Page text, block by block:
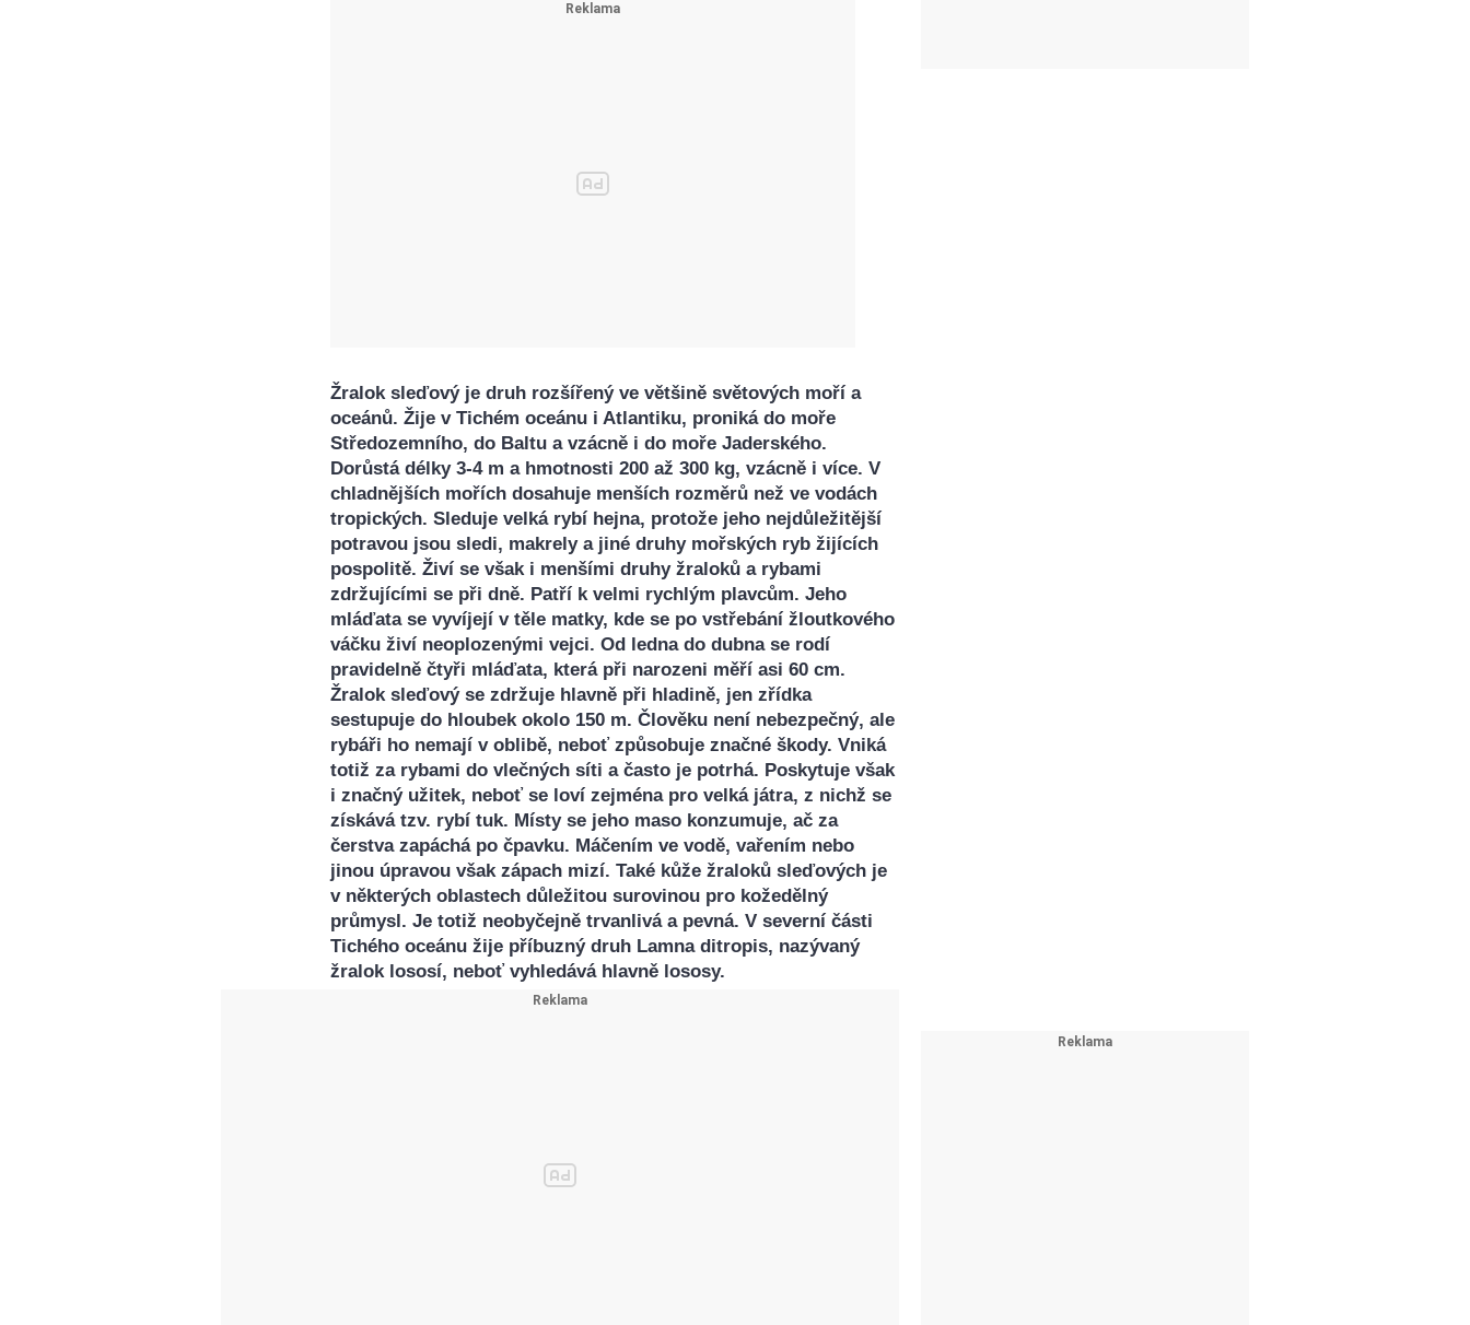
Žralok sleďový je druh rozšířený ve většině světových moří a
oceánů. Žije v Tichém oceánu i Atlantiku, proniká do moře
Středozemního, do Baltu a vzácně i do moře Jaderského.
Dorůstá délky 3-4 m a hmotnosti 200 až 300 kg, vzácně i více. V
chladnějších mořích dosahuje menších rozměrů než ve vodách
tropických. Sleduje velká rybí hejna, protože jeho nejdůležitější
potravou jsou sledi, makrely a jiné druhy mořských ryb žijících
pospolitě. Živí se však i menšími druhy žraloků a rybami
zdržujícími se při dně. Patří k velmi rychlým plavcům. Jeho
mláďata se vyvíjejí v těle matky, kde se po vstřebání žloutkového
váčku živí neoplozenými vejci. Od ledna do dubna se rodí
pravidelně čtyři mláďata, která při narozeni měří asi 60 cm.
Žralok sleďový se zdržuje hlavně při hladině, jen zřídka
sestupuje do hloubek okolo 150 m. Člověku není nebezpečný, ale
rybáři ho nemají v oblibě, neboť způsobuje značné škody. Vniká
totiž za rybami do vlečných síti a často je potrhá. Poskytuje však
i značný užitek, neboť se loví zejména pro velká játra, z nichž se
získává tzv. rybí tuk. Místy se jeho maso konzumuje, ač za
čerstva zapáchá po čpavku. Máčením ve vodě, vařením nebo
jinou úpravou však zápach mizí. Také kůže žraloků sleďových je
v některých oblastech důležitou surovinou pro kožedělný
průmysl. Je totiž neobyčejně trvanlivá a pevná. V severní části
Tichého oceánu žije příbuzný druh Lamna ditropis, nazývaný
žralok lososí, neboť vyhledává hlavně lososy.